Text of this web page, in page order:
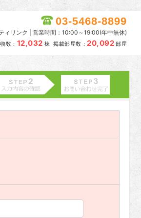
03-5468-8899
ィリンク | 営業時間：10:00～19:00(年中無休)
数： 12,032 棟 掲載部屋数： 20,092 部屋